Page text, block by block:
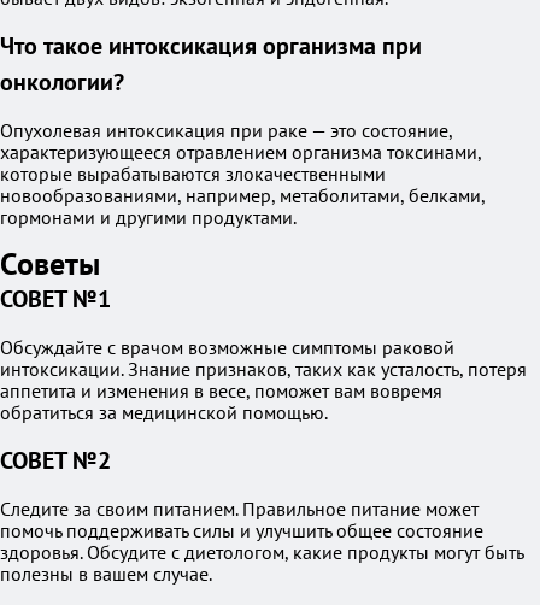
Что такое интоксикация организма при
онкологии?
Опухолевая интоксикация при раке — это состояние,
характеризующееся отравлением организма токсинами,
которые вырабатываются злокачественными
новообразованиями, например, метаболитами, белками,
гормонами и другими продуктами.
Советы
СОВЕТ №1
Обсуждайте с врачом возможные симптомы раковой
интоксикации. Знание признаков, таких как усталость, потеря
аппетита и изменения в весе, поможет вам вовремя
обратиться за медицинской помощью.
СОВЕТ №2
Следите за своим питанием. Правильное питание может
помочь поддерживать силы и улучшить общее состояние
здоровья. Обсудите с диетологом, какие продукты могут быть
полезны в вашем случае.